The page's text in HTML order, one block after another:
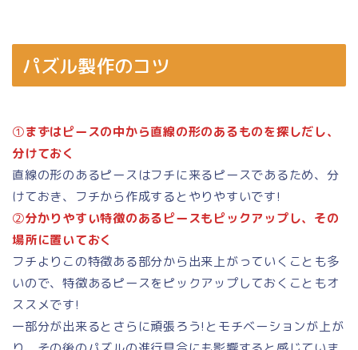
パズル製作のコツ
①まずはピースの中から直線の形のあるものを探しだし、
分けておく
直線の形のあるピースはフチに来るピースであるため、分
けておき、フチから作成するとやりやすいです!
②分かりやすい特徴のあるピースもピックアップし、その
場所に置いておく
フチよりこの特徴ある部分から出来上がっていくことも多
いので、特徴あるピースをピックアップしておくこともオ
ススメです!
一部分が出来るとさらに頑張ろう!とモチベーションが上が